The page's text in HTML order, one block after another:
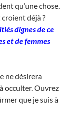
qu’une chose,
croient déjà ?
dignes de ce
et de femmes
ne désirera
occulter. Ouvrez
que je suis à